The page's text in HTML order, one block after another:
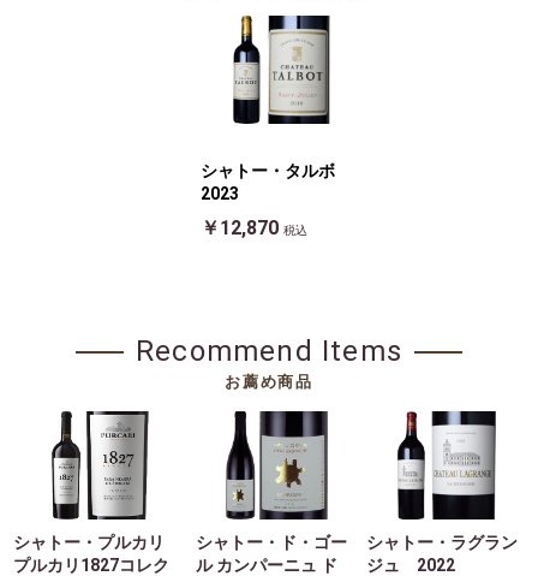
シャトー・タルボ
2023
￥12,870 税込
Recommend Items
お薦め商品
シャトー・プルカリ
プルカリ1827コレク
シャトー・ド・ゴー
ル カンパーニュ ド
シャトー・ラグラン
ジュ 2022